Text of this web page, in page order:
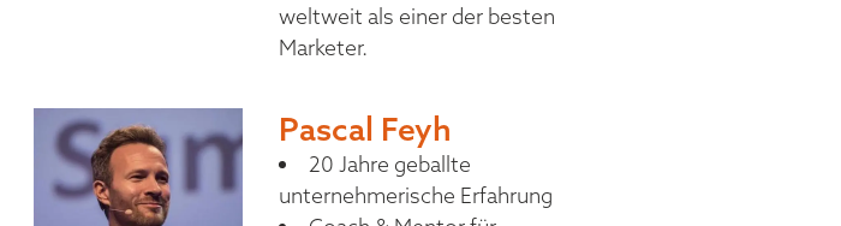
weltweit als einer der besten
Marketer.
Pascal Feyh
20 Jahre geballte
unternehmerische Erfahrung